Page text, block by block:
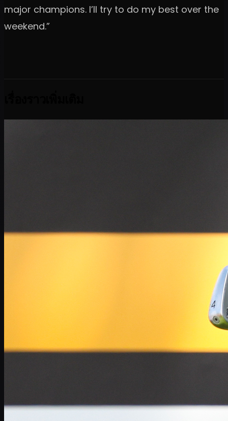
major champions. I’ll try to do my best over the
weekend.”